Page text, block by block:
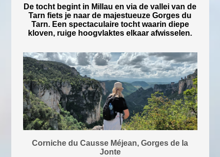
De tocht begint in Millau en via de vallei van de
Tarn fiets je naar de majestueuze Gorges du
Tarn. Een spectaculaire tocht waarin diepe
kloven, ruige hoogvlaktes elkaar afwisselen.
Corniche du Causse Méjean, Gorges de la
Jonte